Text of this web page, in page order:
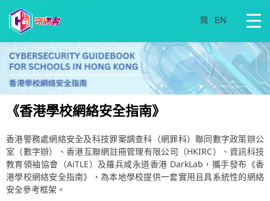
《香港學校網絡安全指南》
香港警務處網絡安全及科技罪案調查科（網罪科）聯同數字政策辦公
室（數字辦）、香港互聯網註冊管理有限公司（HKIRC）、資訊科技
教育領袖協會（AiTLE）及羅兵咸永道香港 DarkLab，攜手發布《香
港學校網絡安全指南》，為本地學校提供一套實用且具系統性的網絡
安全參考框架。